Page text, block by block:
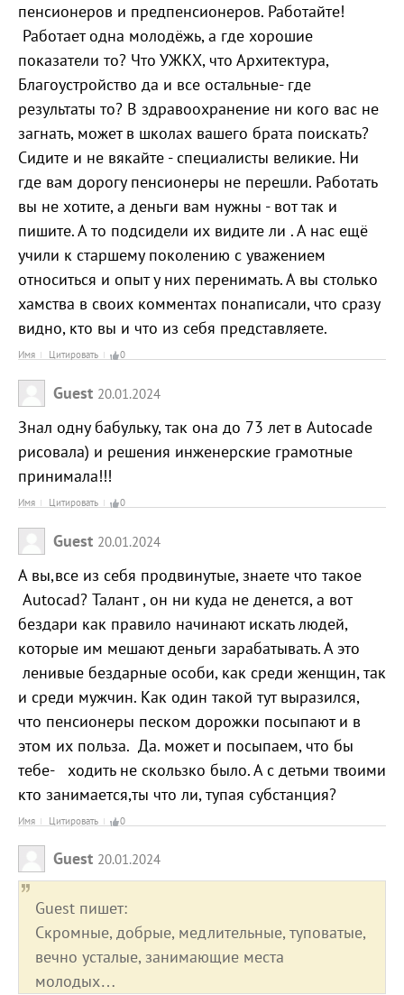
пенсионеров и предпенсионеров. Работайте!
Работает одна молодёжь, а где хорошие
показатели то? Что УЖКХ, что Архитектура,
Благоустройство да и все остальные- где
результаты то? В здравоохранение ни кого вас не
загнать, может в школах вашего брата поискать?
Сидите и не вякайте - специалисты великие. Ни
где вам дорогу пенсионеры не перешли. Работать
вы не хотите, а деньги вам нужны - вот так и
пишите. А то подсидели их видите ли . А нас ещё
учили к старшему поколению с уважением
относиться и опыт у них перенимать. А вы столько
хамства в своих комментах понаписали, что сразу
видно, кто вы и что из себя представляете.
Имя Цитировать 0
Guest 20.01.2024
Знал одну бабульку, так она до 73 лет в Autocadе
рисовала) и решения инженерские грамотные
принимала!!!
Имя Цитировать 0
Guest 20.01.2024
А вы,все из себя продвинутые, знаете что такое
Autocad? Талант , он ни куда не денется, а вот
бездари как правило начинают искать людей,
которые им мешают деньги зарабатывать. А это
ленивые бездарные особи, как среди женщин, так
и среди мужчин. Как один такой тут выразился,
что пенсионеры песком дорожки посыпают и в
этом их польза. Да. может и посыпаем, что бы
тебе- ходить не скользко было. А с детьми твоими
кто занимается,ты что ли, тупая субстанция?
Имя Цитировать 0
Guest 20.01.2024
Guest пишет:
Скромные, добрые, медлительные, туповатые,
вечно усталые, занимающие места
молодых…